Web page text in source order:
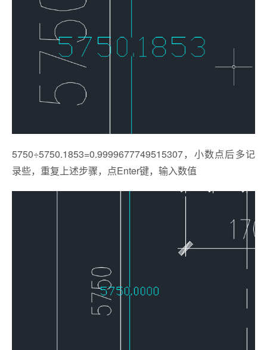
5750÷5750.1853=0.9999677749515307，小数点后多记
录些，重复上述步骤，点Enter键，输入数值